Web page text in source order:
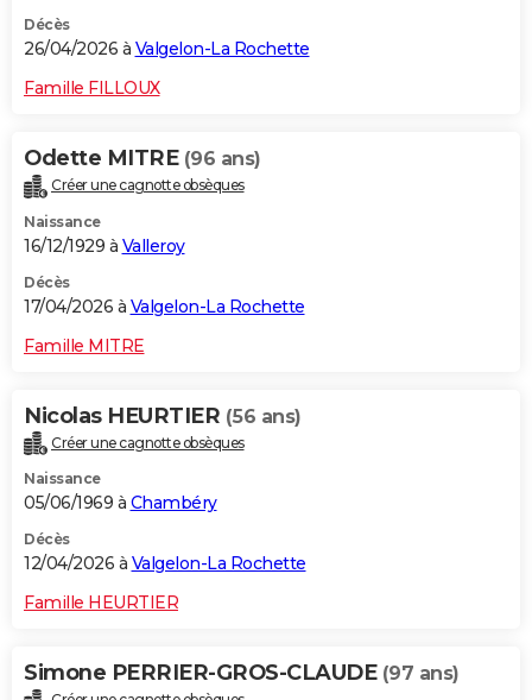
Décès
26/04/2026 à Valgelon-La Rochette
Famille FILLOUX
Odette MITRE (96 ans)
Créer une cagnotte obsèques
Naissance
16/12/1929 à Valleroy
Décès
17/04/2026 à Valgelon-La Rochette
Famille MITRE
Nicolas HEURTIER (56 ans)
Créer une cagnotte obsèques
Naissance
05/06/1969 à Chambéry
Décès
12/04/2026 à Valgelon-La Rochette
Famille HEURTIER
Simone PERRIER-GROS-CLAUDE (97 ans)